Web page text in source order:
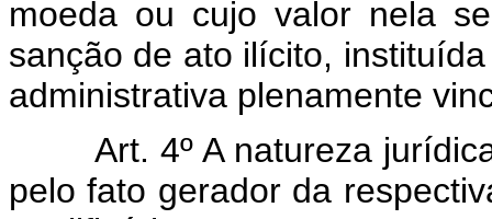
moeda ou cujo valor nela
sanção de ato ilícito,
administrativa plenamente
Art. 4º A natureza jurídica
pelo fato gerador da